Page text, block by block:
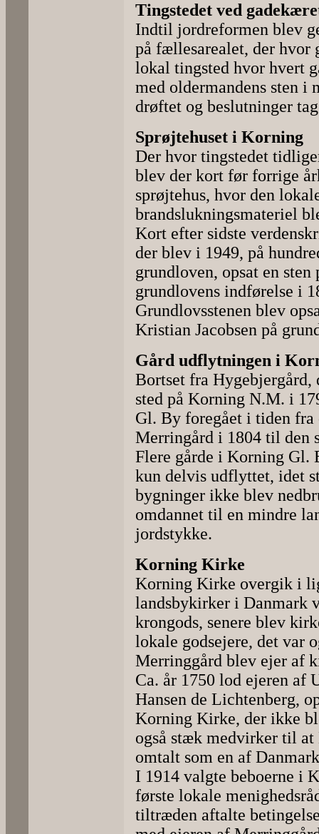
Tingstedet ved
Indtil jordreformen blev
på fællesarealet, der hvor
lokal tingsted hvor hvert
med oldermandens sten
drøftet og beslutninger
Sprøjtehuset i Korning
Der hvor tingstedet
blev der kort før forrige
sprøjtehus, hvor den
brandslukningsmateriel
Kort efter sidste
der blev i 1949, på
grundloven, opsat en
grundlovens indførelse i
Grundlovsstenen blev
Kristian Jacobsen på
Gård udflytningen i
Bortset fra Hygebjergård,
sted på Korning N.M. i
Gl. By foregået i tiden
Merringård i 1804 til den
Flere gårde i Korning Gl.
kun delvis udflyttet, idet
bygninger ikke blev
omdannet til en mindre
jordstykke.
Korning Kirke
Korning Kirke overgik i
landsbykirker i Danmark
krongods, senere blev
lokale godsejere, det var
Merringgård blev ejer af
Ca. år 1750 lod ejeren af
Hansen de Lichtenberg,
Korning Kirke, der ikke
også stæk medvirker til
omtalt som en af
I 1914 valgte beboerne i
første lokale
tiltræden aftalte